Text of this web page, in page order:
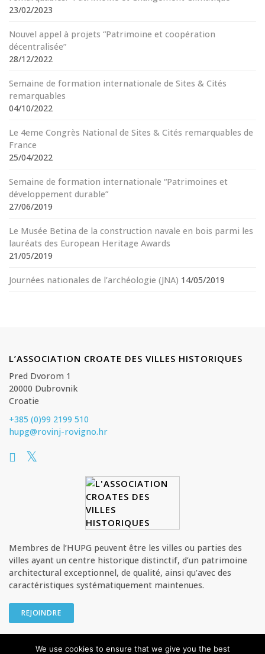
23/02/2023
Nouvel appel à projets “Patrimoine et coopération
décentralisée”
28/12/2022
Semaine de formation internationale de Sites & Cités
remarquables
04/10/2022
Le 4eme Congrès National de Sites & Cités remarquables de
France
25/04/2022
Semaine de formation internationale “Patrimoines et
développement durable”
27/06/2019
Le Musée Betina de la construction navale en bois parmi les
lauréats des European Heritage Awards
21/05/2019
Journées nationales de l’archéologie (JNA) 14/05/2019
L’ASSOCIATION CROATE DES VILLES HISTORIQUES
Pred Dvorom 1
20000 Dubrovnik
Croatie
+385 (0)99 2199 510
hupg@rovinj-rovigno.hr
Membres de l’HUPG peuvent être les villes ou parties des
villes ayant un centre historique distinctif, d’un patrimoine
architectural exceptionnel, de qualité, ainsi qu’avec des
caractéristiques systématiquement maintenues.
REJOINDRE
© HUPG - L’Association croate des villes historiques Tous les droits
We use cookies to ensure that we give you the best